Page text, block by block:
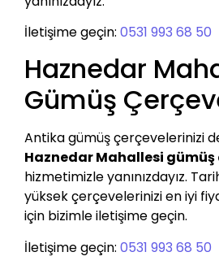
İletişime geçin: 0531 993 68 50
Haznedar
Gümüş
Antika gümüş çerçevelerinizi
Haznedar Mahallesi gümüş
hizmetimizle yanınızdayız.
yüksek çerçevelerinizi en iyi
için bizimle iletişime geçin.
İletişime geçin: 0531 993 68 50